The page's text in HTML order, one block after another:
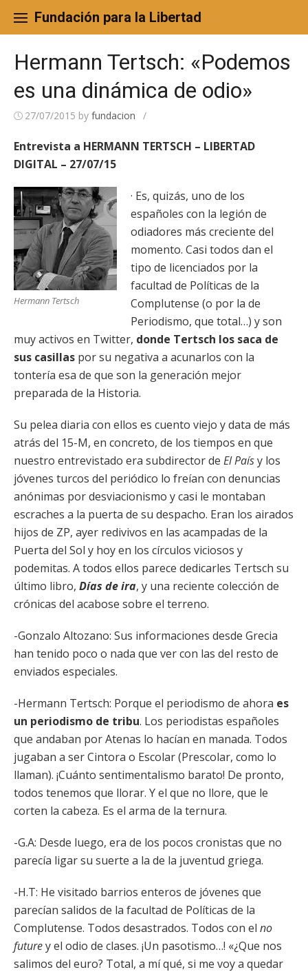
content
Fundación para la Libertad
Hermann Tertsch: «Podemos
es una dinámica de odio»
27/07/2015 by fundacion /
Entrevista a HERMANN TERTSCH – LIBERTAD
DIGITAL – 27/07/15
Hermann Tertsch
· Es, quizás, uno de los
españoles con la legión de
odiadores más creciente del
momento. Casi todos dan el
tipo de licenciados por la
facultad de Políticas de la
Complutense (o por la de
Periodismo, que total…) y son
muy activos en Twitter, donde Tertsch los saca de
sus casillas por su negativa a acunarlos con la
tontería esa de que son la generación mejor
preparada de la Historia.
Su pelea diaria con ellos es cuento viejo y data de más
atrás del 15-M, en concreto, de los tiempos en que
nuestro entrevistado era subdirector de El Paísy los
jóvenes turcos del periódico lo freían con denuncias
anónimas por desviacionismo y casi le montaban
escraches a la puerta de su despacho. Eran los airados
hijos de ZP, ayer redivivos en las acampadas de la
Puerta del Sol y hoy en los círculos viciosos y
podemitas. A todos ellos parece dedicarles Tertsch su
último libro, Días de ira, y una reciente colección de
crónicas del acabose sobre el terreno.
-Gonzalo Altozano: Sus informaciones desde Grecia
han tenido poco o nada que ver con las del resto de
enviados especiales.
-Hermann Tertsch: Porque el periodismo de ahora es
un periodismo de tribu. Los periodistas españoles
que andaban por Atenas lo hacían en manada. Todos
jugaban a ser Cintora o Escolar (Prescolar, como lo
llaman). ¡Cuánto sentimentalismo barato! De pronto,
todos tenemos que llorar. Y el que no llore, que le
corten la cabeza. Es el arma de la ternura.
-G.A: Desde luego, era de los pocos cronistas que no
parecía ligar su suerte a la de la juventud griega.
-H.T: He visitado barrios enteros de jóvenes que
parecían salidos de la facultad de Políticas de la
Complutense. Todos desastrados. Todos con el no
futurey el odio de clases. ¡Un pasotismo…! «¿Que nos
salimos del euro? Total, a mí qué, si me voy a quedar